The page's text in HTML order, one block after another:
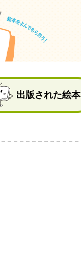
出版された絵本